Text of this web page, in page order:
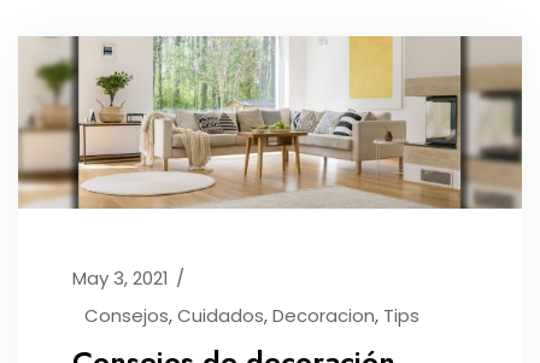
May 3, 2021
Consejos,Cuidados,Decoracion, Tips